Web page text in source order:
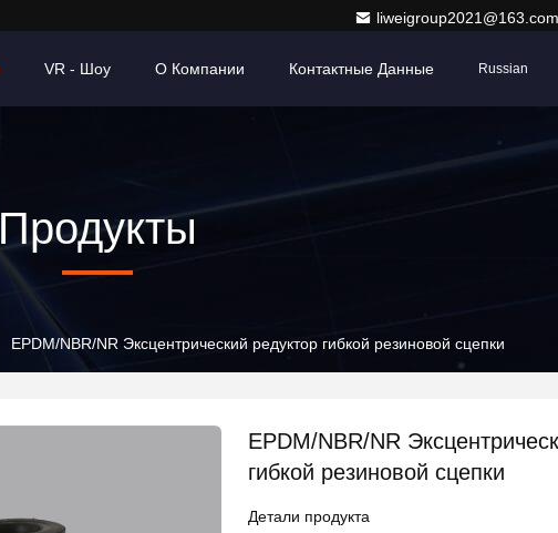
liweigroup2021@163.com
VR - Шоу О Компании Контактные Данные Russian
Продукты
EPDM/NBR/NR Эксцентрический редуктор гибкой резиновой сцепки
EPDM/NBR/NR
гибкой резиновой сцепки
Детали продукта